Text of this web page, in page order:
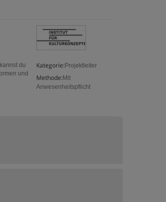
Kategorie: Projektleiter
Methode: Mit
Anwesenheitspflicht
du
und